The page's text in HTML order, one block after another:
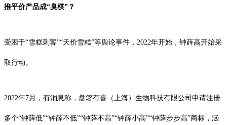
推平价产品成“臭棋”？
受困于“雪糕刺客”“天价雪糕”等舆论事件，2022年开始，钟薛高开始采
取行动。
2022年7月，有消息称，盘箸有喜（上海）生物科技有限公司申请注册
多个“钟薛低”“钟薛不低”“钟薛不高”“钟薛小高”“钟薛步步高”商标，涵